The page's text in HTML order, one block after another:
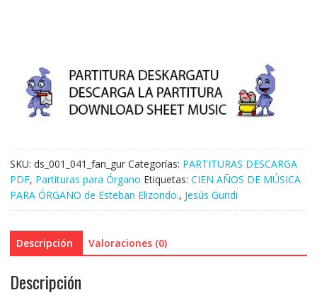
SKU: ds_001_041_fan_gur Categorías: PARTITURAS DESCARGA
PDF, Partituras para Órgano Etiquetas: CIEN AÑOS DE MÚSICA
PARA ÓRGANO de Esteban Elizondo., Jesús Guridi
Descripción Valoraciones (0)
Descripción